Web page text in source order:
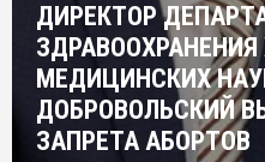
ДИРЕКТОР
МЕДИЦИНСКИХ
ДОБРОВОЛЬСКИЙ
ЗАПРЕТА АБОРТОВ